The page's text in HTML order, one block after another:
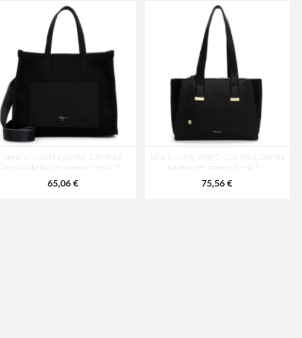
Tamaris Florentina 33762-100 Black
Dámska kabelka cez rameno čierna 15 L
65,06 €
Tamaris Galina 33875-100 Black Dámska
kabelka cez rameno čierna 8 L
75,56 €